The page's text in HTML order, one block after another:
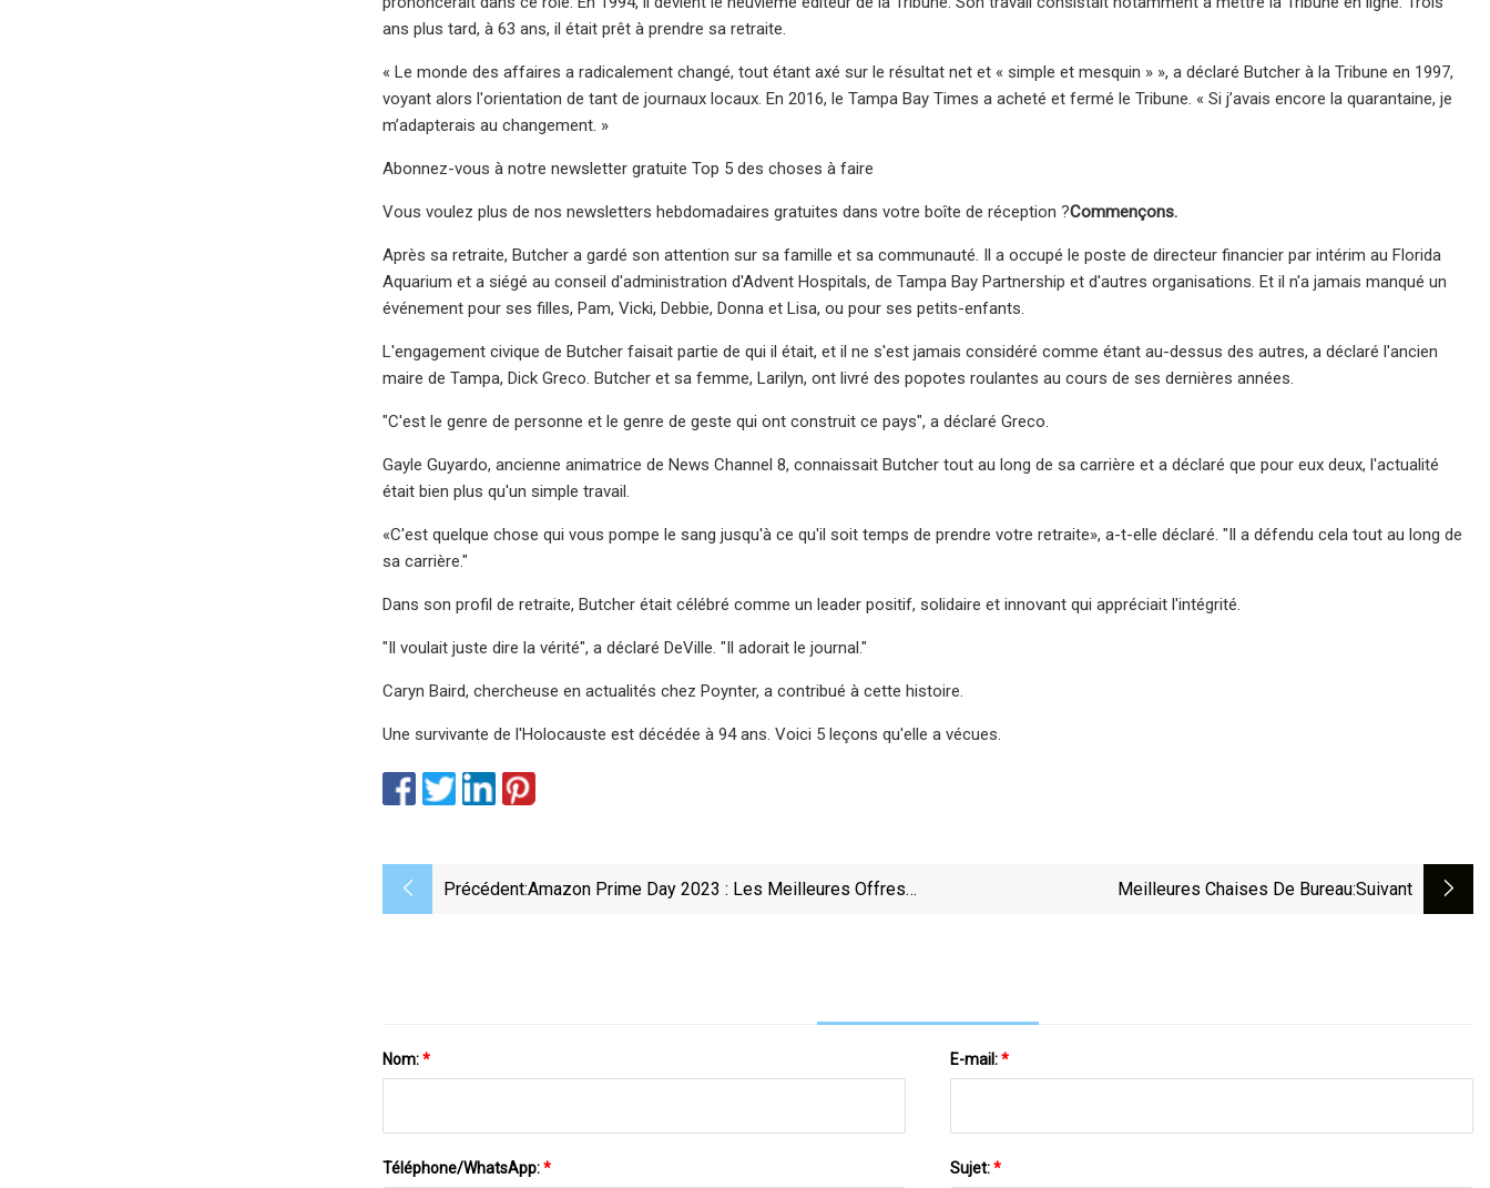
ans plus tard, à 63 ans, il était prêt à prendre sa retraite.
« Le monde des affaires a radicalement changé, tout étant axé sur le résultat net et « simple et mesquin » », a déclaré Butcher à la Tribune en 1997,
voyant alors l'orientation de tant de journaux locaux. En 2016, le Tampa Bay Times a acheté et fermé le Tribune. « Si j’avais encore la quarantaine, je
m’adapterais au changement. »
Abonnez-vous à notre newsletter gratuite Top 5 des choses à faire
Vous voulez plus de nos newsletters hebdomadaires gratuites dans votre boîte de réception ?Commençons.
Après sa retraite, Butcher a gardé son attention sur sa famille et sa communauté. Il a occupé le poste de directeur financier par intérim au Florida
Aquarium et a siégé au conseil d'administration d'Advent Hospitals, de Tampa Bay Partnership et d'autres organisations. Et il n'a jamais manqué un
événement pour ses filles, Pam, Vicki, Debbie, Donna et Lisa, ou pour ses petits-enfants.
L'engagement civique de Butcher faisait partie de qui il était, et il ne s'est jamais considéré comme étant au-dessus des autres, a déclaré l'ancien
maire de Tampa, Dick Greco. Butcher et sa femme, Larilyn, ont livré des popotes roulantes au cours de ses dernières années.
"C'est le genre de personne et le genre de geste qui ont construit ce pays", a déclaré Greco.
Gayle Guyardo, ancienne animatrice de News Channel 8, connaissait Butcher tout au long de sa carrière et a déclaré que pour eux deux, l'actualité
était bien plus qu'un simple travail.
«C'est quelque chose qui vous pompe le sang jusqu'à ce qu'il soit temps de prendre votre retraite», a-t-elle déclaré. "Il a défendu cela tout au long de
sa carrière."
Dans son profil de retraite, Butcher était célébré comme un leader positif, solidaire et innovant qui appréciait l'intégrité.
"Il voulait juste dire la vérité", a déclaré DeVille. "Il adorait le journal."
Caryn Baird, chercheuse en actualités chez Poynter, a contribué à cette histoire.
Une survivante de l'Holocauste est décédée à 94 ans. Voici 5 leçons qu'elle a vécues.
Précédent:Amazon Prime Day 2023 : Les Meilleures Offres
Meilleures Chaises De Bureau:suivant
Nom:* E-mail:*
Téléphone/WhatsApp:* Sujet:*